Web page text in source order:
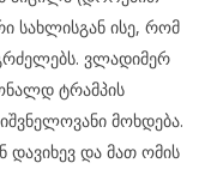
სახლისგან ისე, რომ
ვლადიმერ
ტრამპის
მოხდება.
და მათ ომის